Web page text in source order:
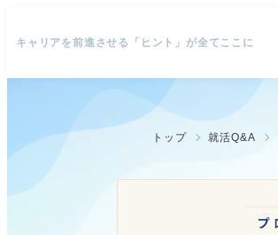
キャリアを前進させる「ヒント」が全てここに
トップ 就活Q&A